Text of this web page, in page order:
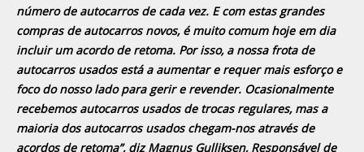
número de autocarros de cada vez. E com estas grandes
compras de autocarros novos, é muito comum hoje em dia
incluir um acordo de retoma. Por isso, a nossa frota de
autocarros usados está a aumentar e requer mais esforço e
foco do nosso lado para gerir e revender. Ocasionalmente
recebemos autocarros usados de trocas regulares, mas a
maioria dos autocarros usados chegam-nos através de
acordos de retoma”, diz Magnus Gulliksen, Responsável de